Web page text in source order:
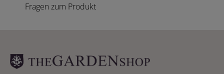
Fragen zum Produkt